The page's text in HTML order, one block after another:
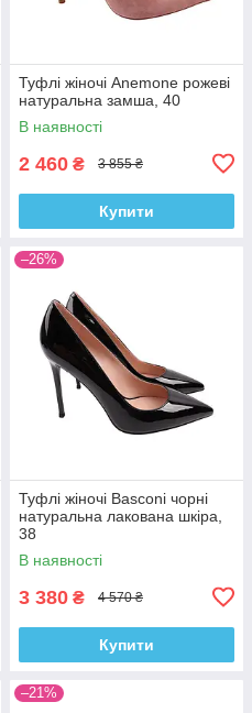
Туфлі жіночі Anemone рожеві
натуральна замша, 40
В наявності
2 460 ₴ 3 855 ₴
Купити
–26%
Туфлі жіночі Basconi чорні
натуральна лакована шкіра,
38
В наявності
3 380 ₴ 4 570 ₴
Купити
–21%